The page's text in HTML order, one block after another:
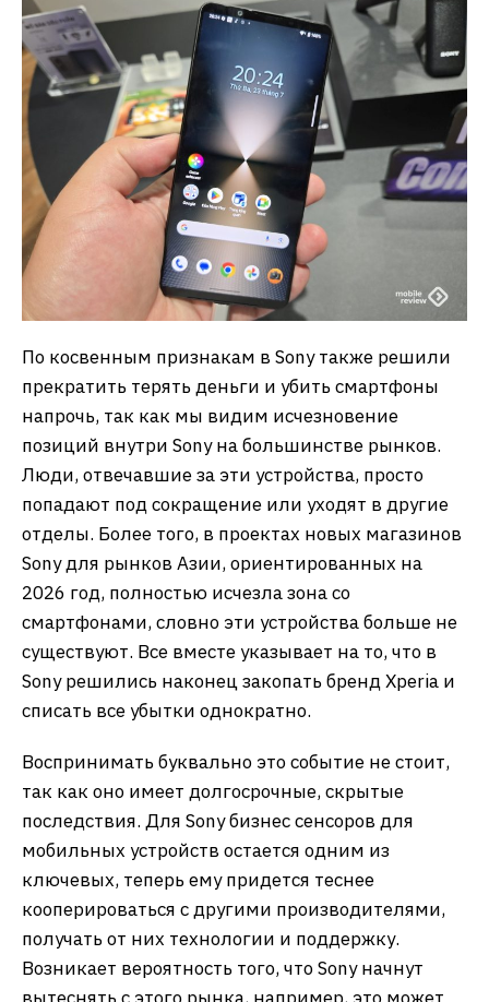
По косвенным признакам в Sony также решили
прекратить терять деньги и убить смартфоны
напрочь, так как мы видим исчезновение
позиций внутри Sony на большинстве рынков.
Люди, отвечавшие за эти устройства, просто
попадают под сокращение или уходят в другие
отделы. Более того, в проектах новых магазинов
Sony для рынков Азии, ориентированных на
2026 год, полностью исчезла зона со
смартфонами, словно эти устройства больше не
существуют. Все вместе указывает на то, что в
Sony решились наконец закопать бренд Xperia и
списать все убытки однократно.
Воспринимать буквально это событие не стоит,
так как оно имеет долгосрочные, скрытые
последствия. Для Sony бизнес сенсоров для
мобильных устройств остается одним из
ключевых, теперь ему придется теснее
кооперироваться с другими производителями,
получать от них технологии и поддержку.
Возникает вероятность того, что Sony начнут